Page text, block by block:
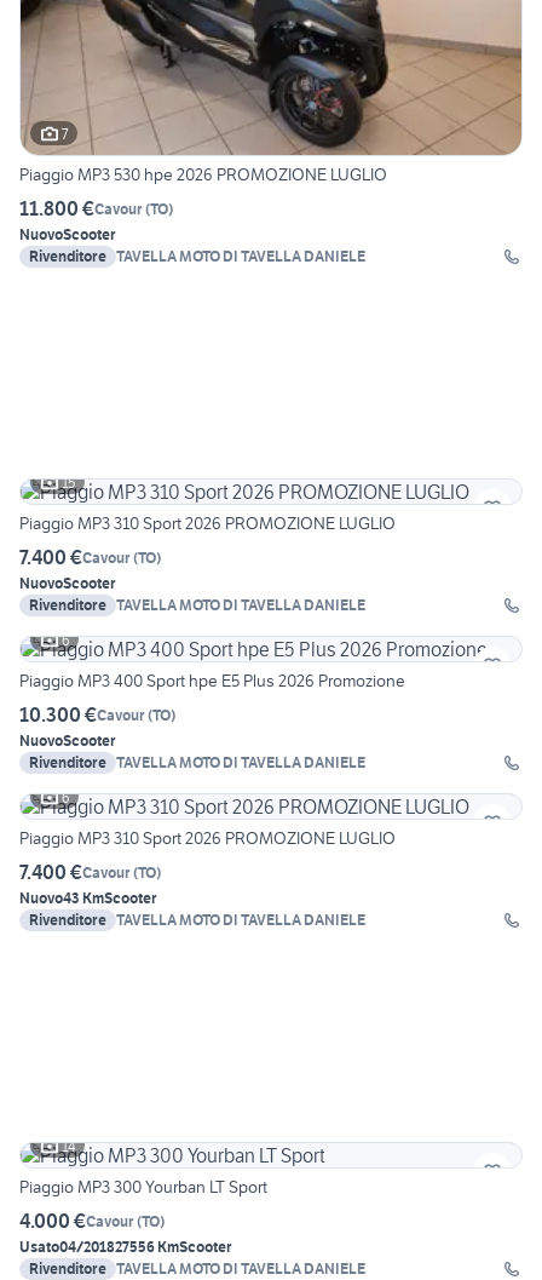
7
Piaggio MP3 530 hpe 2026 PROMOZIONE LUGLIO
11.800 €Cavour(TO)
NuovoScooter
Rivenditore TAVELLA MOTO DI TAVELLA DANIELE
15
Piaggio MP3 310 Sport 2026 PROMOZIONE LUGLIO
7.400 €Cavour(TO)
NuovoScooter
Rivenditore TAVELLA MOTO DI TAVELLA DANIELE
6
Piaggio MP3 400 Sport hpe E5 Plus 2026 Promozione
10.300 €Cavour(TO)
NuovoScooter
Rivenditore TAVELLA MOTO DI TAVELLA DANIELE
6
Piaggio MP3 310 Sport 2026 PROMOZIONE LUGLIO
7.400 €Cavour(TO)
Nuovo43 KmScooter
Rivenditore TAVELLA MOTO DI TAVELLA DANIELE
14
Piaggio MP3 300 Yourban LT Sport
4.000 €Cavour(TO)
Usato04/201827556 KmScooter
Rivenditore TAVELLA MOTO DI TAVELLA DANIELE